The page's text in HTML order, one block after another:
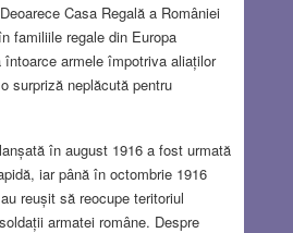
Casa Regală a României
familiile regale din Europa
armele împotriva aliaților
surpriză neplăcută pentru
în august 1916 a fost urmată
iar până în octombrie 1916
reușit să reocupe teritoriul
armatei române. Despre